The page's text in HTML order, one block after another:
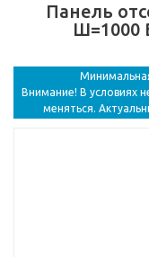
Панель
Ш=1000
Внимание! В условиях
меняться.